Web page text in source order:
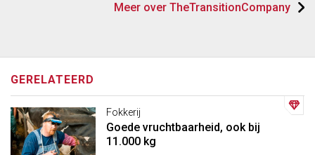
Meer over TheTransitionCompany
GERELATEERD
Fokkerij
Goede vruchtbaarheid, ook bij
11.000 kg